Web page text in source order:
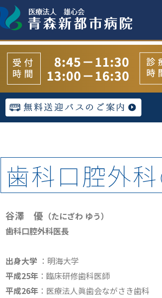
歯科口腔外
谷澤 優 （たにざわ ゆう）
歯科口腔外科医長
出身大学 ：明海大学
平成25年 ：臨床研修歯科医師
平成26年 ：医療法人眞歯会ながさき歯科